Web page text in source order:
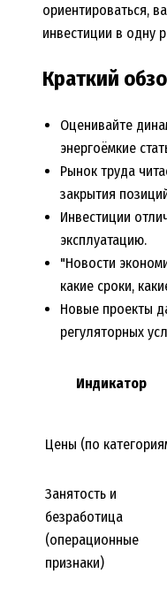
ориентироваться,
инвестиции в одну
Краткий
Оценивайте
энергоёмкие
Рынок труда
закрытия
Инвестиции
эксплуатацию.
"Новости
какие сроки,
Новые проекты
регуляторных
Индикатор
Цены (по
Занятость и
безработица
(операционные
признаки)